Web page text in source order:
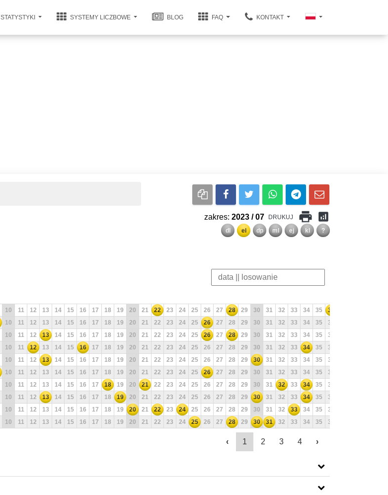
STATYSTYKI SYSTEMY LICZBOWE BLOG FAQ KONTAKT
zakres: 2023 / 07 DRUKUJ print analytics
dl el dp ml ej kl ?
10 11 12 13 14 15 16 17 18 19 20 21 22 23 24 25 26 27 28 29 30 31 32 33 34 35 36
10 11 12 13 14 15 16 17 18 19 20 21 22 23 24 25 26 27 28 29 30 31 32 33 34 35 36
10 11 12 13 14 15 16 17 18 19 20 21 22 23 24 25 26 27 28 29 30 31 32 33 34 35 36
10 11 12 13 14 15 16 17 18 19 20 21 22 23 24 25 26 27 28 29 30 31 32 33 34 35 36
10 11 12 13 14 15 16 17 18 19 20 21 22 23 24 25 26 27 28 29 30 31 32 33 34 35 36
10 11 12 13 14 15 16 17 18 19 20 21 22 23 24 25 26 27 28 29 30 31 32 33 34 35 36
10 11 12 13 14 15 16 17 18 19 20 21 22 23 24 25 26 27 28 29 30 31 32 33 34 35 36
10 11 12 13 14 15 16 17 18 19 20 21 22 23 24 25 26 27 28 29 30 31 32 33 34 35 36
10 11 12 13 14 15 16 17 18 19 20 21 22 23 24 25 26 27 28 29 30 31 32 33 34 35 36
10 11 12 13 14 15 16 17 18 19 20 21 22 23 24 25 26 27 28 29 30 31 32 33 34 35 36
‹ 1 2 3 4 ›